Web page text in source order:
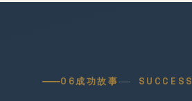
06成功故事